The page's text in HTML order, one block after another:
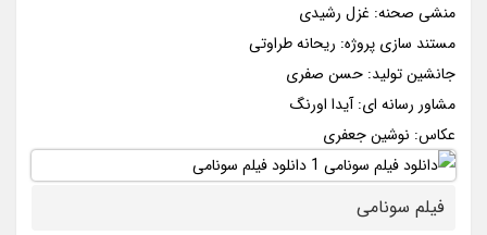
منشی صحنه: غزل رشیدی
مستند سازی پروژه: ریحانه طراوتی
جانشین تولید: حسن صفری
مشاور رسانه ای: آیدا اورنگ
عکاس: نوشین جعفری
فیلم سونامی